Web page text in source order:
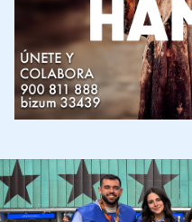
Imagen